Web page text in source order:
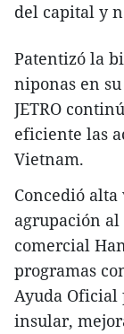
del capital y
Patentizó la
niponas en
JETRO
eficiente las
Vietnam.
Concedió
agrupación
comercial
programas
Ayuda Oficial
insular,